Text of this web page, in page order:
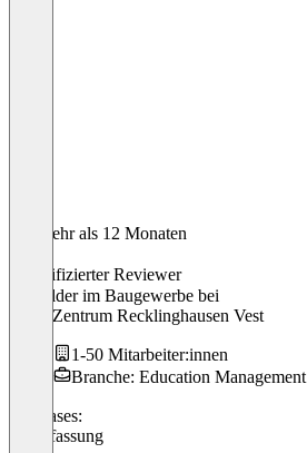
Vor mehr als 12 Monaten
Verifizierter Reviewer
Ausbilder im Baugewerbe bei
SUS- Zentrum Recklinghausen Vest
1-50 Mitarbeiter:innen
Branche: Education Management
Use cases:
Zeiterfassung